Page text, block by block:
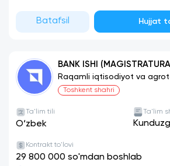
Batafsil Hujjat
BANK ISHI
Raqamli iqtisodiyot va
universiteti
Toshkent shahri
Ta'lim tili
O‘zbek
Ta'lim
Kontrakt to'lovi
29 800 000 so'mdan boshlab